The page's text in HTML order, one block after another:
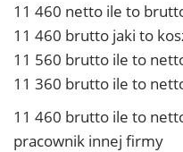
11 460 netto ile to
11 460 brutto jaki to
11 560 brutto ile to
11 360 brutto ile to
11 460 brutto ile to
pracownik innej firmy